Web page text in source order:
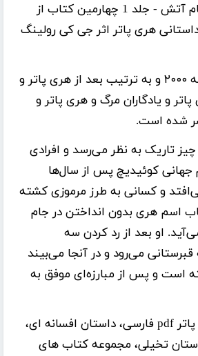
آتش - جلد 1
چهارمین کتاب از
هری پاتر اثر جی کی رولینگ
این کتاب در ۸ ژوئیه ۲۰۰۰ و به ترتیب بعد از هری پاتر و
و یادگاران مرگ و هری پاتر و
شده است.
تاریک به نظر می‌رسد و افرادی
کوئیدیچ پس از سال‌ها
و کسانی به طرز مرموزی کشته
اسم هری بدون انداختن در جام
او بعد از رد کردن سه
می‌رود و در آنجا می‌بیند
است و پس از مبارزه‌ای موفق به
هری پاتر pdf فارسی، داستان افسانه ای،
تخیلی، مجموعه کتاب های